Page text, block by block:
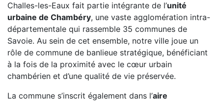
Challes-les-Eaux fait partie intégrante de l’unité
urbaine de Chambéry, une vaste agglomération intra-
départementale qui rassemble 35 communes de
Savoie. Au sein de cet ensemble, notre ville joue un
rôle de commune de banlieue stratégique, bénéficiant
à la fois de la proximité avec le cœur urbain
chambérien et d’une qualité de vie préservée.
La commune s’inscrit également dans l’aire